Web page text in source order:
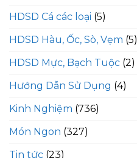
HDSD Cá các loại (5)
HDSD Hàu, Ốc, Sò, Vẹm (5)
HDSD Mực, Bạch Tuộc (2)
Hướng Dẫn Sử Dụng (4)
Kinh Nghiệm (736)
Món Ngon (327)
Tin tức (23)